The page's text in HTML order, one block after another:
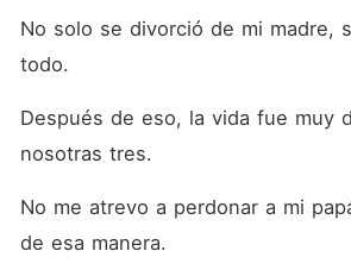
No solo se divorció de mi madre,
todo.
Después de eso, la vida fue muy
nosotras tres.
No me atrevo a perdonar a mi
de esa manera.